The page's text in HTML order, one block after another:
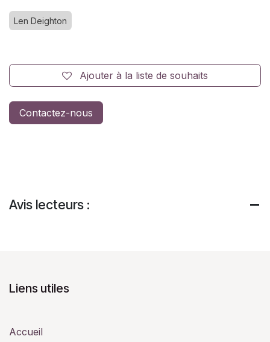
Len Deighton
Ajouter à la liste de souhaits
Contactez-nous
Avis lecteurs :
Liens utiles
Accueil